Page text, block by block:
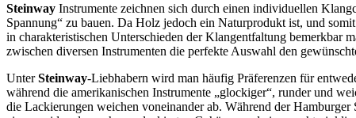
Steinway Instrumente zeichnen sich durch einen individuellen
Spannung“ zu bauen. Da Holz jedoch ein Naturprodukt ist, und
in charakteristischen Unterschieden der Klangentfaltung bemerkbar
zwischen diversen Instrumenten die perfekte Auswahl den
UnterSteinway-Liebhabern wird man häufig Präferenzen für
während die amerikanischen Instrumente „glockiger“, runder und
die Lackierungen weichen voneinander ab. Während der